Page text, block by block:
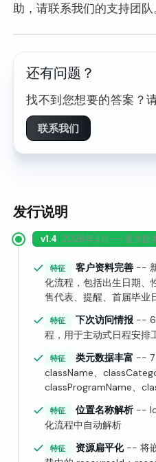
助，请联系我们的支持团队
还有问题？
找不到您想要的答案？
联系我们
发行说明
v1.4 2026年4月——重大版
特征 客户资料完善-- 新
化流程，包括出生日期、
售代表、提醒、首届毕业
特征 下次访问情报-- 6
程，用于主动式日程安排
特征 类元数据丰富 -- 7
className、
classProgramName、
特征 位置名称解析--
化流程中自动解析
特征 资源扁平化-- 将嵌